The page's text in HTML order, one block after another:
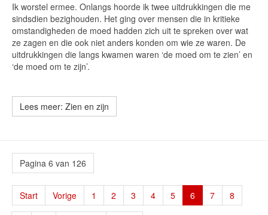
Ik worstel ermee. Onlangs hoorde ik twee uitdrukkingen die me
sindsdien bezighouden. Het ging over mensen die in kritieke
omstandigheden de moed hadden zich uit te spreken over wat
ze zagen en die ook niet anders konden om wie ze waren. De
uitdrukkingen die langs kwamen waren ‘de moed om te zien’ en
‘de moed om te zijn’.
Lees meer: Zien en zijn
Pagina 6 van 126
Start Vorige 1 2 3 4 5 6 7 8